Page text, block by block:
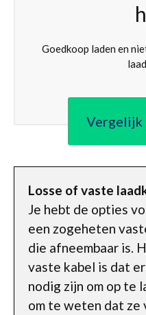
Goedkoop laden en
Vergelijk
Losse of vaste
Je hebt de opties
een zogeheten
die afneembaar is.
vaste kabel is dat
nodig zijn om op te
om te weten dat ze